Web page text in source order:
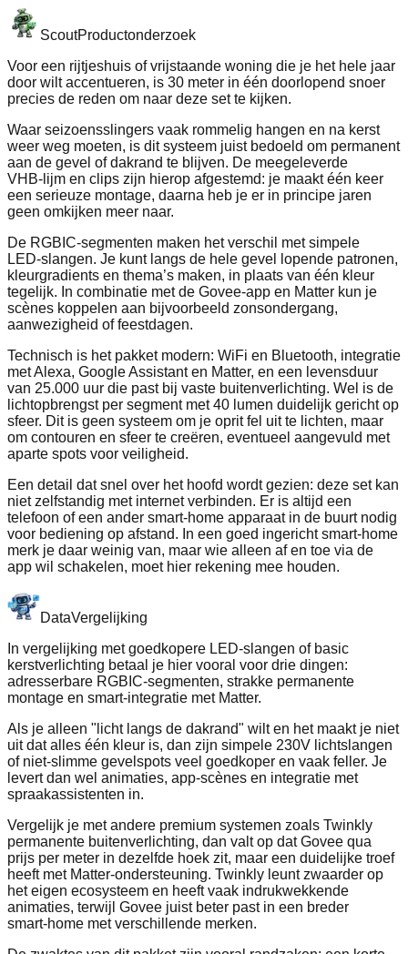
ScoutProductonderzoek
Voor een rijtjeshuis of vrijstaande woning die je het hele jaar
door wilt accentueren, is 30 meter in één doorlopend snoer
precies de reden om naar deze set te kijken.
Waar seizoensslingers vaak rommelig hangen en na kerst
weer weg moeten, is dit systeem juist bedoeld om permanent
aan de gevel of dakrand te blijven. De meegeleverde
VHB‑lijm en clips zijn hierop afgestemd: je maakt één keer
een serieuze montage, daarna heb je er in principe jaren
geen omkijken meer naar.
De RGBIC‑segmenten maken het verschil met simpele
LED‑slangen. Je kunt langs de hele gevel lopende patronen,
kleurgradients en thema’s maken, in plaats van één kleur
tegelijk. In combinatie met de Govee‑app en Matter kun je
scènes koppelen aan bijvoorbeeld zonsondergang,
aanwezigheid of feestdagen.
Technisch is het pakket modern: WiFi en Bluetooth, integratie
met Alexa, Google Assistant en Matter, en een levensduur
van 25.000 uur die past bij vaste buitenverlichting. Wel is de
lichtopbrengst per segment met 40 lumen duidelijk gericht op
sfeer. Dit is geen systeem om je oprit fel uit te lichten, maar
om contouren en sfeer te creëren, eventueel aangevuld met
aparte spots voor veiligheid.
Een detail dat snel over het hoofd wordt gezien: deze set kan
niet zelfstandig met internet verbinden. Er is altijd een
telefoon of een ander smart‑home apparaat in de buurt nodig
voor bediening op afstand. In een goed ingericht smart‑home
merk je daar weinig van, maar wie alleen af en toe via de
app wil schakelen, moet hier rekening mee houden.
DataVergelijking
In vergelijking met goedkopere LED‑slangen of basic
kerstverlichting betaal je hier vooral voor drie dingen:
adresserbare RGBIC‑segmenten, strakke permanente
montage en smart‑integratie met Matter.
Als je alleen "licht langs de dakrand" wilt en het maakt je niet
uit dat alles één kleur is, dan zijn simpele 230V lichtslangen
of niet‑slimme gevelspots veel goedkoper en vaak feller. Je
levert dan wel animaties, app‑scènes en integratie met
spraakassistenten in.
Vergelijk je met andere premium systemen zoals Twinkly
permanente buitenverlichting, dan valt op dat Govee qua
prijs per meter in dezelfde hoek zit, maar een duidelijke troef
heeft met Matter‑ondersteuning. Twinkly leunt zwaarder op
het eigen ecosysteem en heeft vaak indrukwekkende
animaties, terwijl Govee juist beter past in een breder
smart‑home met verschillende merken.